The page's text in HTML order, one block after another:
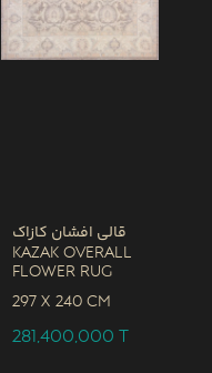
قالی افشان کازاک
Kazak Overall
Flower Rug
297 x 240 CM
281,400,000T